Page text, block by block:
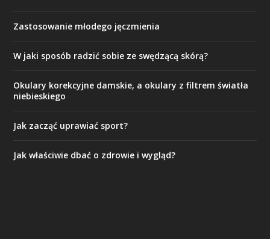
Zastosowanie młodego jęczmienia
W jaki sposób radzić sobie ze swędzącą skórą?
Okulary korekcyjne damskie, a okulary z filtrem światła
niebieskiego
Jak zacząć uprawiać sport?
Jak właściwie dbać o zdrowie i wygląd?